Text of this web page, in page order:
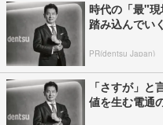
時代の「最"
踏み込んでいく
PR(dentsu Japan)
「さすが」
値を生む電通